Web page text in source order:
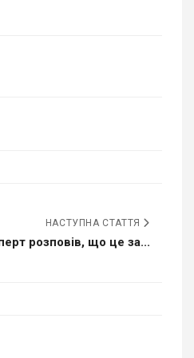
НАСТУПНА СТАТТЯ
розповів, що це за...